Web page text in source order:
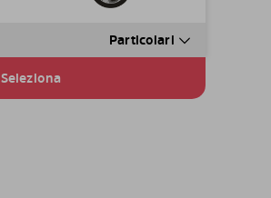
Particolari
Seleziona